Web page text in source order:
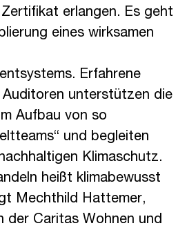
erlangen. Es geht
eines wirksamen
Erfahrene
unterstützen die
Aufbau von so
und begleiten
Klimaschutz.
heißt klimabewusst
Mechthild Hattemer,
der Caritas Wohnen und